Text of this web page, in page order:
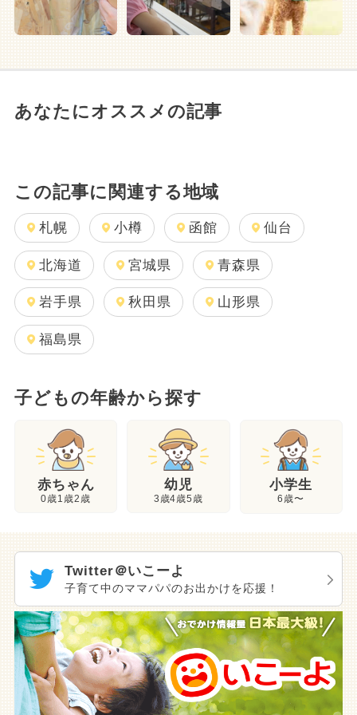
あなたにオススメの記事
この記事に関連する地域
札幌 小樽 函館 仙台
北海道 宮城県 青森県
岩手県 秋田県 山形県
福島県
子どもの年齢から探す
赤ちゃん
0歳1歳2歳
幼児
3歳4歳5歳
小学生
6歳〜
Twitter＠いこーよ
子育て中のママパパのお出かけを応援！